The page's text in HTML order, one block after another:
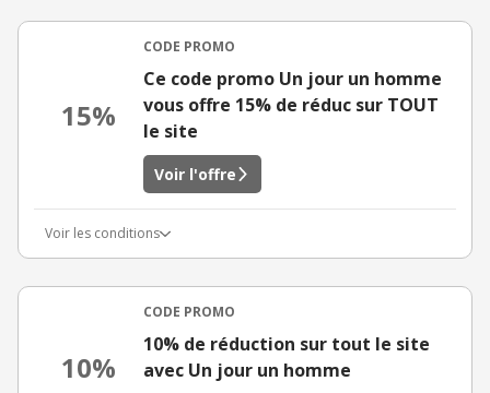
15%
CODE PROMO
Ce code promo Un jour un homme
vous offre 15% de réduc sur TOUT
le site
Voir l'offre
Voir les conditions
10%
CODE PROMO
10% de réduction sur tout le site
avec Un jour un homme